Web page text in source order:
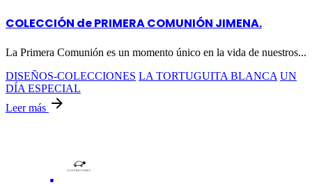
COLECCIÓN de PRIMERA COMUNIÓN JIMENA.
La Primera Comunión es un momento único en la vida de nuestros...
DISEÑOS-COLECCIONES LA TORTUGUITA BLANCA UN
DÍA ESPECIAL
Leer más